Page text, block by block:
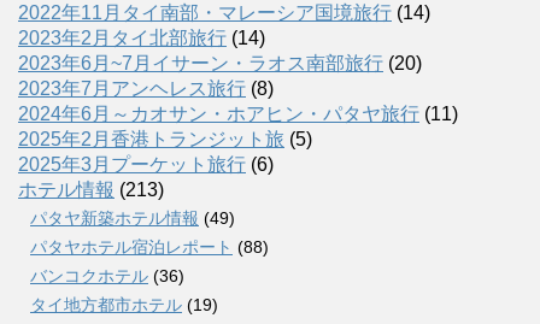
2022年11月タイ南部・マレーシア国境旅行 (14)
2023年2月タイ北部旅行 (14)
2023年6月~7月イサーン・ラオス南部旅行 (20)
2023年7月アンヘレス旅行 (8)
2024年6月～カオサン・ホアヒン・パタヤ旅行 (11)
2025年2月香港トランジット旅 (5)
2025年3月プーケット旅行 (6)
ホテル情報 (213)
パタヤ新築ホテル情報 (49)
パタヤホテル宿泊レポート (88)
バンコクホテル (36)
タイ地方都市ホテル (19)